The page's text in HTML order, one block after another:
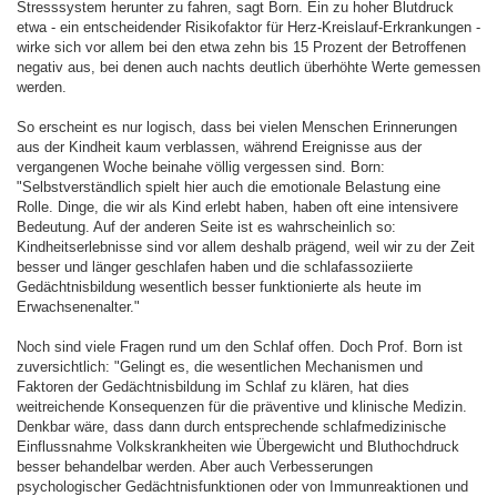
Stresssystem herunter zu fahren, sagt Born. Ein zu hoher Blutdruck
etwa - ein entscheidender Risikofaktor für Herz-Kreislauf-Erkrankungen -
wirke sich vor allem bei den etwa zehn bis 15 Prozent der Betroffenen
negativ aus, bei denen auch nachts deutlich überhöhte Werte gemessen
werden.
So erscheint es nur logisch, dass bei vielen Menschen Erinnerungen
aus der Kindheit kaum verblassen, während Ereignisse aus der
vergangenen Woche beinahe völlig vergessen sind. Born:
"Selbstverständlich spielt hier auch die emotionale Belastung eine
Rolle. Dinge, die wir als Kind erlebt haben, haben oft eine intensivere
Bedeutung. Auf der anderen Seite ist es wahrscheinlich so:
Kindheitserlebnisse sind vor allem deshalb prägend, weil wir zu der Zeit
besser und länger geschlafen haben und die schlafassoziierte
Gedächtnisbildung wesentlich besser funktionierte als heute im
Erwachsenenalter."
Noch sind viele Fragen rund um den Schlaf offen. Doch Prof. Born ist
zuversichtlich: "Gelingt es, die wesentlichen Mechanismen und
Faktoren der Gedächtnisbildung im Schlaf zu klären, hat dies
weitreichende Konsequenzen für die präventive und klinische Medizin.
Denkbar wäre, dass dann durch entsprechende schlafmedizinische
Einflussnahme Volkskrankheiten wie Übergewicht und Bluthochdruck
besser behandelbar werden. Aber auch Verbesserungen
psychologischer Gedächtnisfunktionen oder von Immunreaktionen und